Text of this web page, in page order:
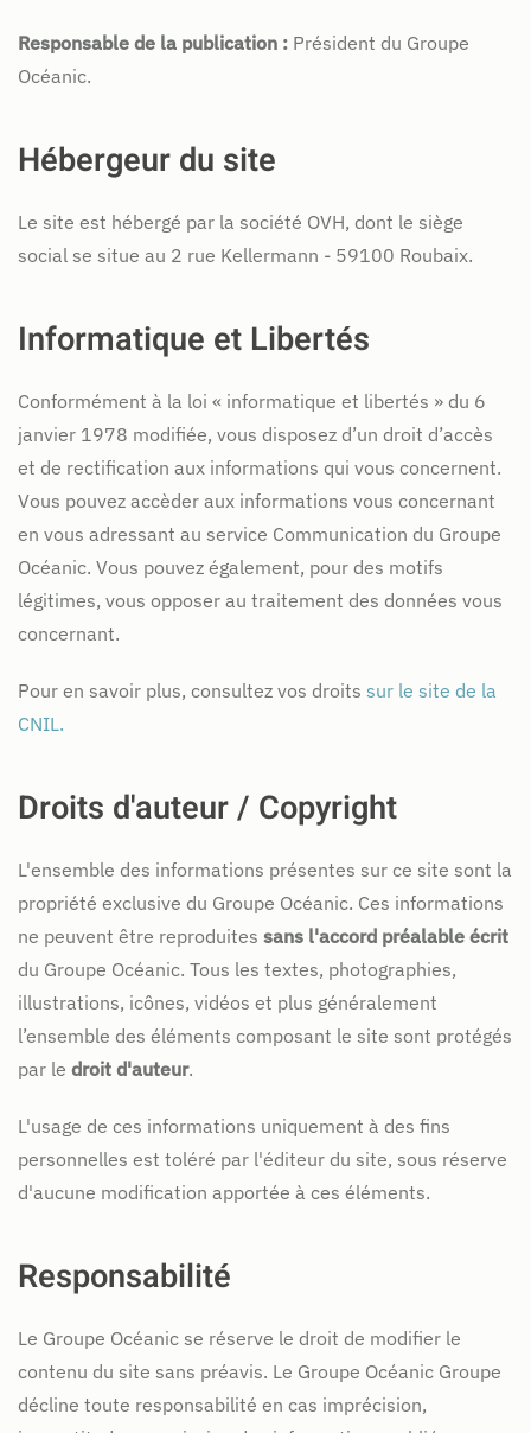
Responsable de la publication : Président du Groupe
Océanic.
Hébergeur du site
Le site est hébergé par la société OVH, dont le siège
social se situe au 2 rue Kellermann - 59100 Roubaix.
Informatique et Libertés
Conformément à la loi « informatique et libertés » du 6
janvier 1978 modifiée, vous disposez d’un droit d’accès
et de rectification aux informations qui vous concernent.
Vous pouvez accèder aux informations vous concernant
en vous adressant au service Communication du Groupe
Océanic. Vous pouvez également, pour des motifs
légitimes, vous opposer au traitement des données vous
concernant.
Pour en savoir plus, consultez vos droits sur le site de la
CNIL.
Droits d'auteur / Copyright
L'ensemble des informations présentes sur ce site sont la
propriété exclusive du Groupe Océanic. Ces informations
ne peuvent être reproduites sans l'accord préalable écrit
du Groupe Océanic. Tous les textes, photographies,
illustrations, icônes, vidéos et plus généralement
l’ensemble des éléments composant le site sont protégés
par le droit d'auteur.
L'usage de ces informations uniquement à des fins
personnelles est toléré par l'éditeur du site, sous réserve
d'aucune modification apportée à ces éléments.
Responsabilité
Le Groupe Océanic se réserve le droit de modifier le
contenu du site sans préavis. Le Groupe Océanic Groupe
décline toute responsabilité en cas imprécision,